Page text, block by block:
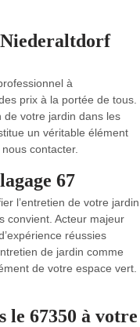
à
prix à la portée de tous.
de votre jardin dans les
un véritable élément
contacter.
67
l’entretien de votre jardin
convient. Acteur majeur
réussies
de jardin comme
de votre espace vert.
67350 à votre